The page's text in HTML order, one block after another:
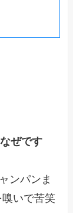
ぜです
ンパンま
いで苦笑